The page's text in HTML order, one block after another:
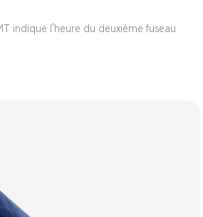
indique l'heure du deuxième fuseau